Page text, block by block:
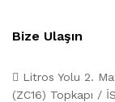
Bize Ulaşın
Litros Yolu 2.
(ZC16) Topkapı /